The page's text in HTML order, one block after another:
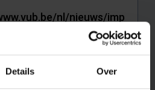
Details Over
page where you encountered the error.